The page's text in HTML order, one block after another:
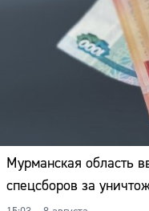
Мурманская область
спецсборов за